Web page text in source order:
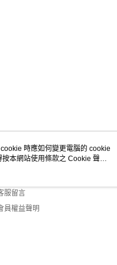
服資訊
服留言
員權益聲明
時應如何變更電腦的 cookie
本網站使用條款之 Cookie 聲明